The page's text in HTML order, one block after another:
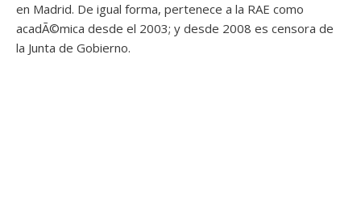
en Madrid. De igual forma, pertenece a la RAE como
acadÃ©mica desde el 2003; y desde 2008 es censora de
la Junta de Gobierno.